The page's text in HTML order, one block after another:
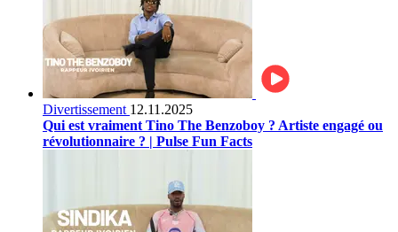
Divertissement 12.11.2025
Qui est vraiment Tino The Benzoboy ? Artiste engagé ou
révolutionnaire ? | Pulse Fun Facts